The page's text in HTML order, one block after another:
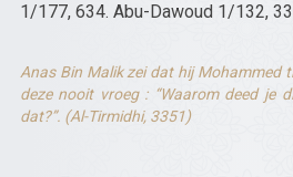
1/177, 634. Abu-Dawoud 1/132,
Anas Bin Malik zei dat hij Mohammed
deze nooit vroeg : “Waarom deed je
dat?”. (Al-Tirmidhi, 3351)